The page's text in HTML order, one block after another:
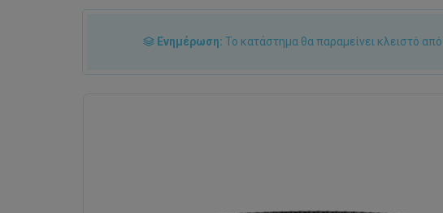
Ενημέρωση: Το κατάστημα θα παραμείνει κλειστό